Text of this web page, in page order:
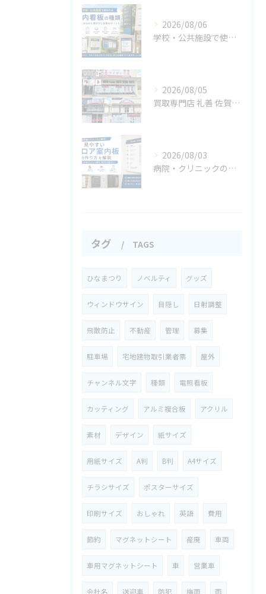
2026/08/06
学校・公共施設で使われる案内看板の種類
2026/08/05
買取専門店 礼善 佐賀嬉野店様
2026/08/03
病院・クリニックの案内サイン事例集
タグ TAGS
ひなまつり ノベルティ グッズ
ウィンドウサイン 目隠し 日射調整
飛散防止 不動産 管理 募集
駐車場 宅地建物取引業者票 屋外
チャンネル文字 種類 電照看板
カッティング アルミ複合板 アクリル
素材 デザイン 紙サイズ
用紙サイズ A判 B判 A4サイズ
チラシサイズ ポスターサイズ
印刷サイズ おしゃれ 英語 費用
節約 マグネットシート 産廃 車両
車用マグネットシート 車 営業車
会社名 送迎車 防犯 梅雨 雨